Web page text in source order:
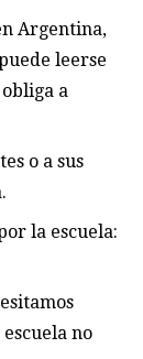
Argentina,
leerse
a
o a sus
la escuela:
no